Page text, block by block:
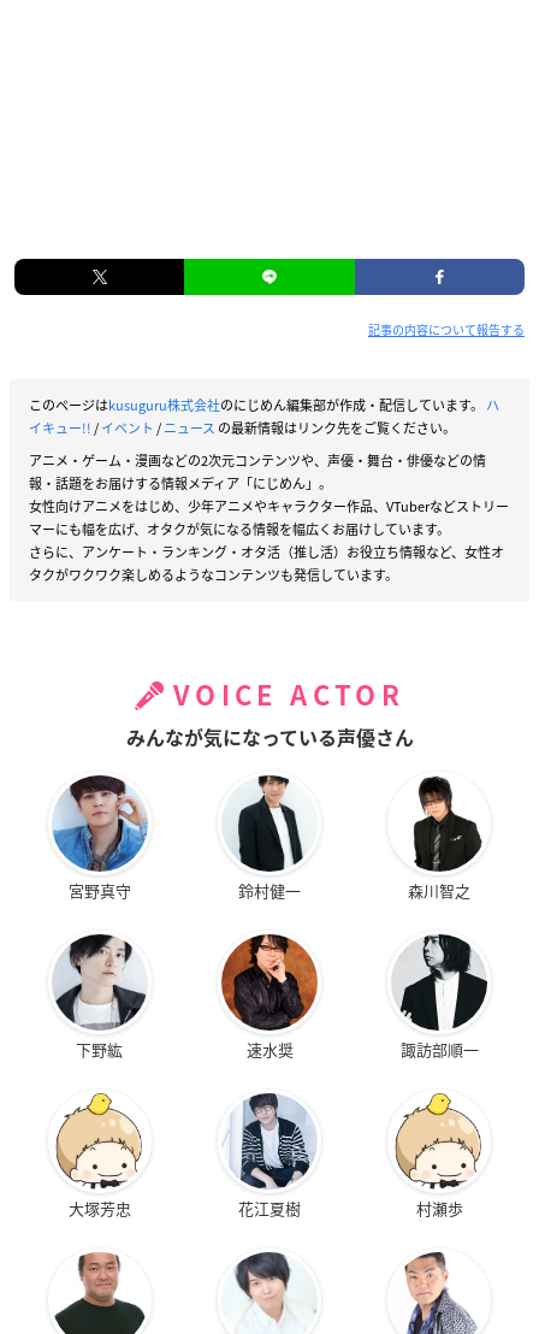
記事の内容について報告する
このページはkusuguru株式会社のにじめん編集部が作成・配信しています。 ハ
イキュー!!/イベント /ニュース の最新情報はリンク先をご覧ください。
アニメ・ゲーム・漫画などの2次元コンテンツや、声優・舞台・俳優などの情
報・話題をお届けする情報メディア「にじめん」。
女性向けアニメをはじめ、少年アニメやキャラクター作品、VTuberなどストリー
マーにも幅を広げ、オタクが気になる情報を幅広くお届けしています。
さらに、アンケート・ランキング・オタ活（推し活）お役立ち情報など、女性オ
タクがワクワク楽しめるようなコンテンツも発信しています。
VOICE ACTOR
みんなが気になっている声優さん
宮野真守 鈴村健一 森川智之
下野紘 速水奨 諏訪部順一
大塚芳忠 花江夏樹 村瀬歩